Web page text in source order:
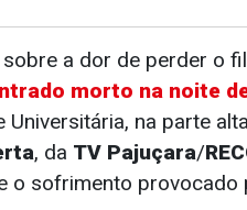
a dor de perder o
morto na noite
na parte
, da TV Pajuçara/
o sofrimento provocado